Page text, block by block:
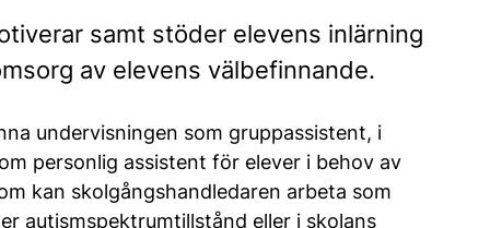
samt stöder elevens inlärning
av elevens välbefinnande.
undervisningen som gruppassistent, i
personlig assistent för elever i behov av
kan skolgångshandledaren arbeta som
autismspektrumtillstånd eller i skolans